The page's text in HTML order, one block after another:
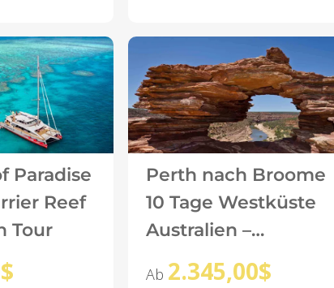
Paradise
Reef
Tour
$
Perth nach Broome
10 Tage Westküste
Australien –
Adventure Tours
Ab 2.345,00$